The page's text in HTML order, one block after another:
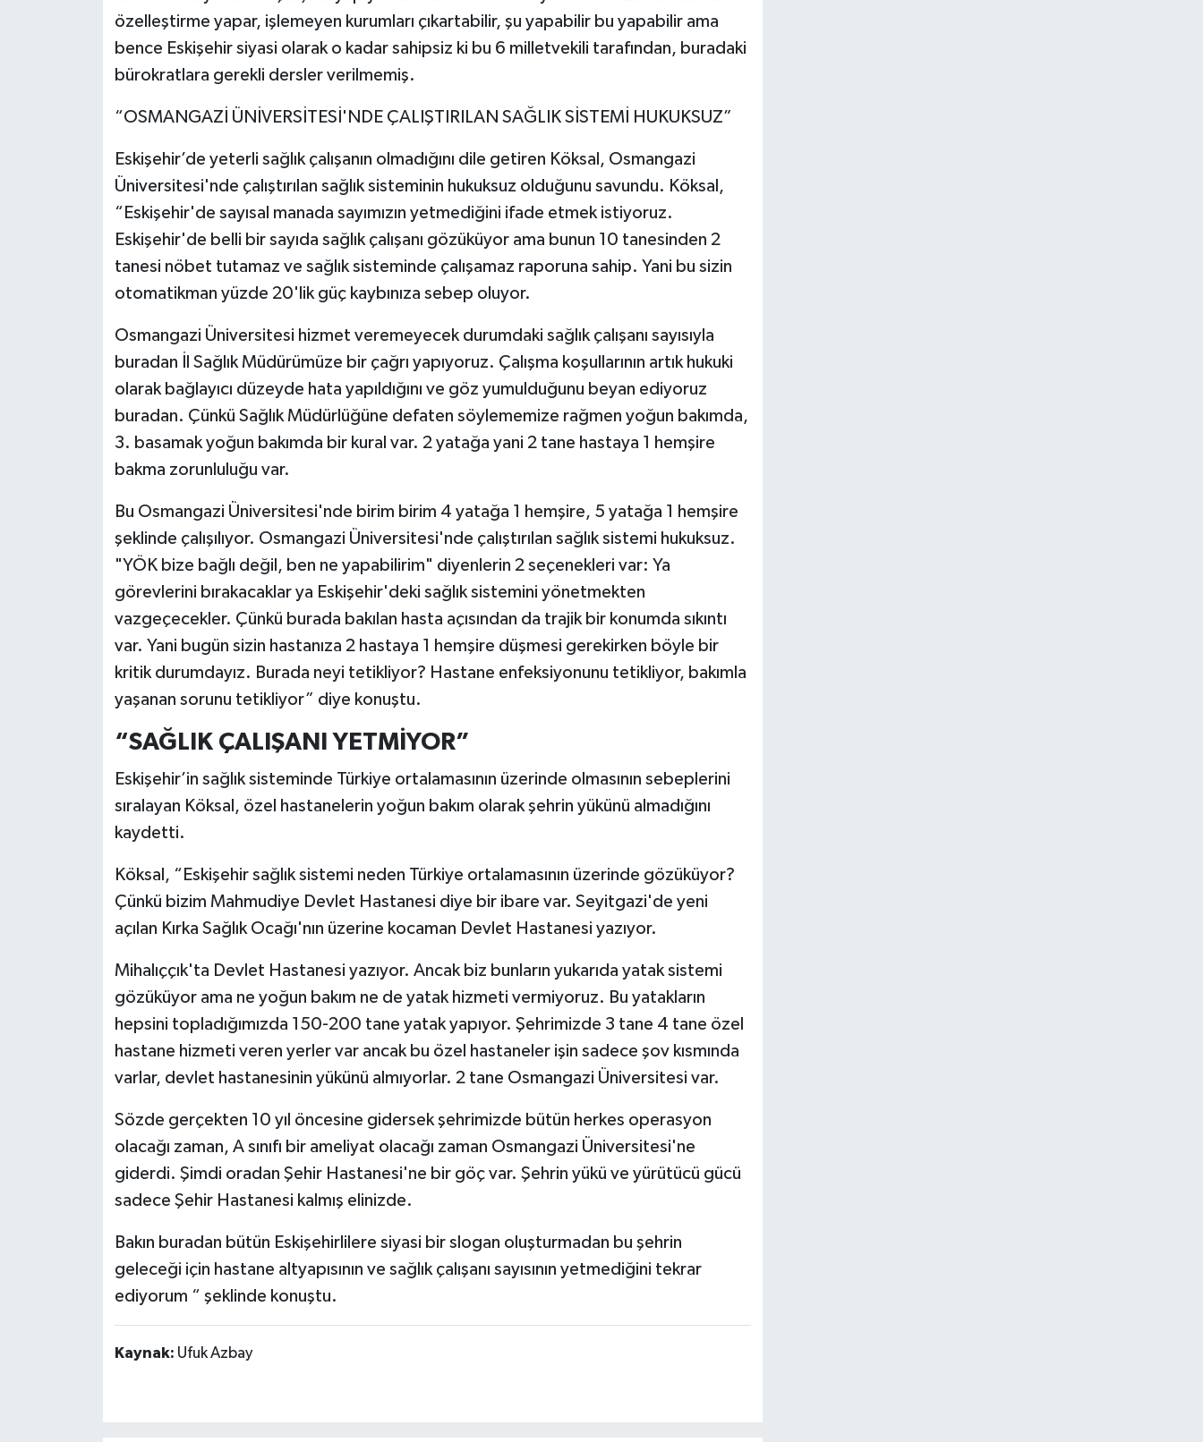
özelleştirme yapar, işlemeyen kurumları çıkartabilir, şu yapabilir bu yapabilir ama
bence Eskişehir siyasi olarak o kadar sahipsiz ki bu 6 milletvekili tarafından, buradaki
bürokratlara gerekli dersler verilmemiş.
“OSMANGAZİ ÜNİVERSİTESİ'NDE ÇALIŞTIRILAN SAĞLIK SİSTEMİ HUKUKSUZ”
Eskişehir’de yeterli sağlık çalışanın olmadığını dile getiren Köksal, Osmangazi
Üniversitesi'nde çalıştırılan sağlık sisteminin hukuksuz olduğunu savundu. Köksal,
“Eskişehir'de sayısal manada sayımızın yetmediğini ifade etmek istiyoruz.
Eskişehir'de belli bir sayıda sağlık çalışanı gözüküyor ama bunun 10 tanesinden 2
tanesi nöbet tutamaz ve sağlık sisteminde çalışamaz raporuna sahip. Yani bu sizin
otomatikman yüzde 20'lik güç kaybınıza sebep oluyor.
Osmangazi Üniversitesi hizmet veremeyecek durumdaki sağlık çalışanı sayısıyla
buradan İl Sağlık Müdürümüze bir çağrı yapıyoruz. Çalışma koşullarının artık hukuki
olarak bağlayıcı düzeyde hata yapıldığını ve göz yumulduğunu beyan ediyoruz
buradan. Çünkü Sağlık Müdürlüğüne defaten söylememize rağmen yoğun bakımda,
3. basamak yoğun bakımda bir kural var. 2 yatağa yani 2 tane hastaya 1 hemşire
bakma zorunluluğu var.
Bu Osmangazi Üniversitesi'nde birim birim 4 yatağa 1 hemşire, 5 yatağa 1 hemşire
şeklinde çalışılıyor. Osmangazi Üniversitesi'nde çalıştırılan sağlık sistemi hukuksuz.
"YÖK bize bağlı değil, ben ne yapabilirim" diyenlerin 2 seçenekleri var: Ya
görevlerini bırakacaklar ya Eskişehir'deki sağlık sistemini yönetmekten
vazgeçecekler. Çünkü burada bakılan hasta açısından da trajik bir konumda sıkıntı
var. Yani bugün sizin hastanıza 2 hastaya 1 hemşire düşmesi gerekirken böyle bir
kritik durumdayız. Burada neyi tetikliyor? Hastane enfeksiyonunu tetikliyor, bakımla
yaşanan sorunu tetikliyor” diye konuştu.
“SAĞLIK ÇALIŞANI YETMİYOR”
Eskişehir’in sağlık sisteminde Türkiye ortalamasının üzerinde olmasının sebeplerini
sıralayan Köksal, özel hastanelerin yoğun bakım olarak şehrin yükünü almadığını
kaydetti.
Köksal, “Eskişehir sağlık sistemi neden Türkiye ortalamasının üzerinde gözüküyor?
Çünkü bizim Mahmudiye Devlet Hastanesi diye bir ibare var. Seyitgazi'de yeni
açılan Kırka Sağlık Ocağı'nın üzerine kocaman Devlet Hastanesi yazıyor.
Mihalıççık'ta Devlet Hastanesi yazıyor. Ancak biz bunların yukarıda yatak sistemi
gözüküyor ama ne yoğun bakım ne de yatak hizmeti vermiyoruz. Bu yatakların
hepsini topladığımızda 150-200 tane yatak yapıyor. Şehrimizde 3 tane 4 tane özel
hastane hizmeti veren yerler var ancak bu özel hastaneler işin sadece şov kısmında
varlar, devlet hastanesinin yükünü almıyorlar. 2 tane Osmangazi Üniversitesi var.
Sözde gerçekten 10 yıl öncesine gidersek şehrimizde bütün herkes operasyon
olacağı zaman, A sınıfı bir ameliyat olacağı zaman Osmangazi Üniversitesi'ne
giderdi. Şimdi oradan Şehir Hastanesi'ne bir göç var. Şehrin yükü ve yürütücü gücü
sadece Şehir Hastanesi kalmış elinizde.
Bakın buradan bütün Eskişehirlilere siyasi bir slogan oluşturmadan bu şehrin
geleceği için hastane altyapısının ve sağlık çalışanı sayısının yetmediğini tekrar
ediyorum “ şeklinde konuştu.
Kaynak: Ufuk Azbay